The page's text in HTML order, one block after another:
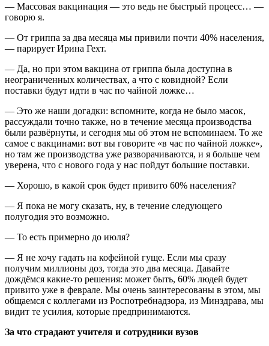
— Массовая вакцинация — это ведь не быстрый процесс… —
говорю я.
— От гриппа за два месяца мы привили почти 40% населения,
— парирует Ирина Гехт.
— Да, но при этом вакцина от гриппа была доступна в
неограниченных количествах, а что с ковидной? Если
поставки будут идти в час по чайной ложке…
— Это же наши догадки: вспомните, когда не было масок,
рассуждали точно также, но в течение месяца производства
были развёрнуты, и сегодня мы об этом не вспоминаем. То же
самое с вакцинами: вот вы говорите «в час по чайной ложке»,
но там же производства уже разворачиваются, и я больше чем
уверена, что с нового года у нас пойдут большие поставки.
— Хорошо, в какой срок будет привито 60% населения?
— Я пока не могу сказать, ну, в течение следующего
полугодия это возможно.
— То есть примерно до июля?
— Я не хочу гадать на кофейной гуще. Если мы сразу
получим миллионы доз, тогда это два месяца. Давайте
дождёмся какие-то решения: может быть, 60% людей будет
привито уже в феврале. Мы очень заинтересованы в этом, мы
общаемся с коллегами из Роспотребнадзора, из Минздрава, мы
видит те усилия, которые предпринимаются.
За что страдают учителя и сотрудники вузов